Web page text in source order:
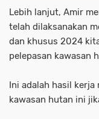
Lebih lanjut, Amir
telah dilaksanakan
dan khusus 2024
pelepasan kawasan
Ini adalah hasil kerja
kawasan hutan ini